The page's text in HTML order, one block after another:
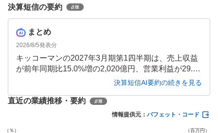
決算短信の要約
まとめ
2026/8/5発表分
キッコーマンの2027年3月期第1四半期は、売上収益
が前年同期比15.0%増の2,020億円、営業利益が29.
0%増の246億円、親会社帰属四半期利益が24.3%増
海外の全セグメントが増収増益となり、特に海外食
料品卸売事業が牽引しています。
決算短信AI要約の続きを見る
直近の業績推移・要約
情報提供元： バフェット・コード